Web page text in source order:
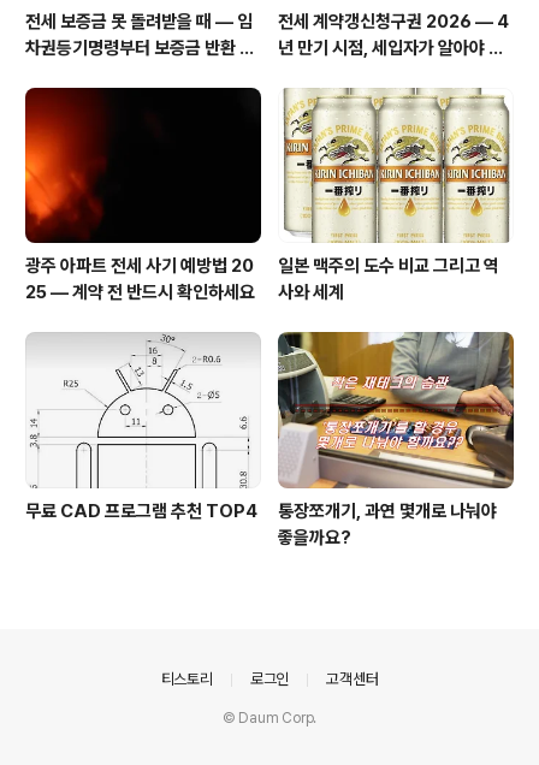
전세 보증금 못 돌려받을 때 — 임
차권등기명령부터 보증금 반환 소
전세 계약갱신청구권 2026 — 4
년 만기 시점, 세입자가 알아야 할
광주 아파트 전세 사기 예방법 20
25 — 계약 전 반드시 확인하세요
일본 맥주의 도수 비교 그리고 역
사와 세계
무료 CAD 프로그램 추천 TOP4
통장쪼개기, 과연 몇개로 나눠야
좋을까요?
티스토리 로그인 고객센터
© Daum Corp.